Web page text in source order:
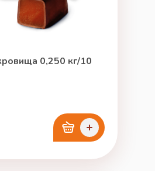
0,250 кг/10